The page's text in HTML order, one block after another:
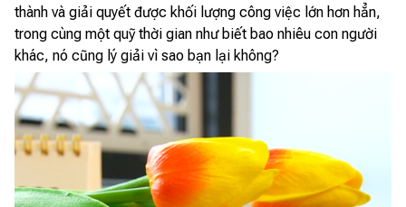
thành và giải quyết được khối lượng công việc lớn hơn hẳn,
trong cùng một quỹ thời gian như biết bao nhiêu con người
khác, nó cũng lý giải vì sao bạn lại không?